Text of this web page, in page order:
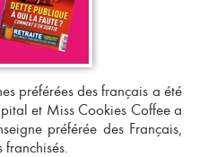
préférées des français a été
et Miss Cookies Coffee a
préférée des Français,
franchisés.